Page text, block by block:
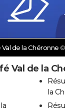
de la Chéronne
Val de la
la